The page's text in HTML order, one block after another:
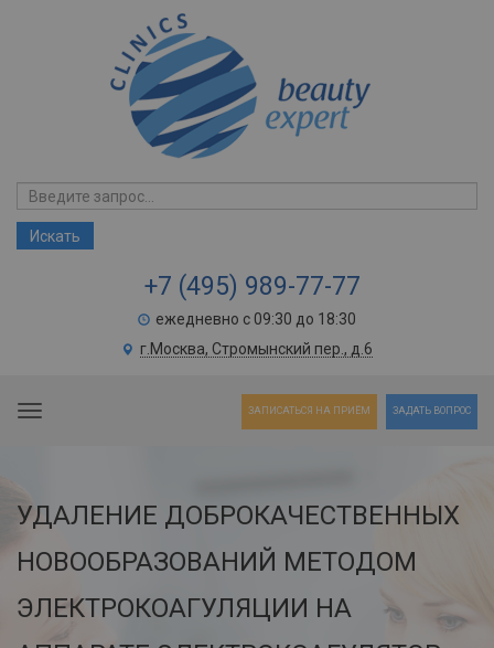
+7 (495) 989-77-77
ежедневно с 09:30 до 18:30
г.Москва, Стромынский пер., д.6
Toggle navigation ЗАПИСАТЬСЯ НА ПРИЁМ ЗАДАТЬ ВОПРОС
УДАЛЕНИЕ ДОБРОКАЧЕСТВЕННЫХ
НОВООБРАЗОВАНИЙ МЕТОДОМ
ЭЛЕКТРОКОАГУЛЯЦИИ НА